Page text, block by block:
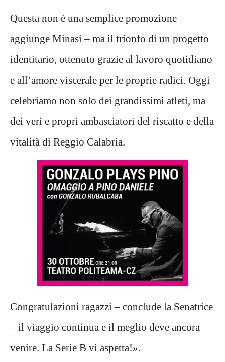
Questa non è una semplice promozione –
aggiunge Minasi – ma il trionfo di un progetto
identitario, ottenuto grazie al lavoro quotidiano
e all’amore viscerale per le proprie radici. Oggi
celebriamo non solo dei grandissimi atleti, ma
dei veri e propri ambasciatori del riscatto e della
vitalità di Reggio Calabria.
Congratulazioni ragazzi – conclude la Senatrice
– il viaggio continua e il meglio deve ancora
venire. La Serie B vi aspetta!».